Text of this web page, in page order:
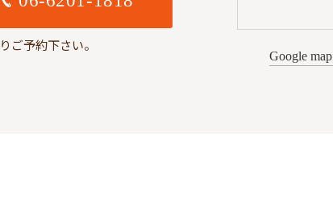
予約下さい。
Google map